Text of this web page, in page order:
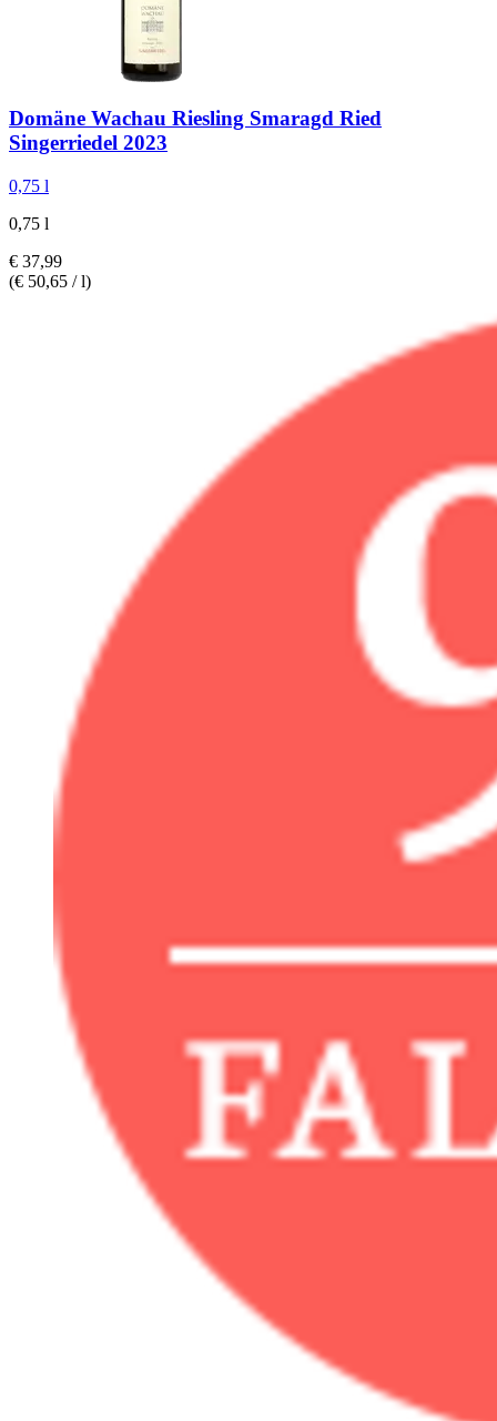
Domäne Wachau Riesling Smaragd Ried
Singerriedel 2023
0,75 l
0,75 l
€ 37,99
(€ 50,65 / l)